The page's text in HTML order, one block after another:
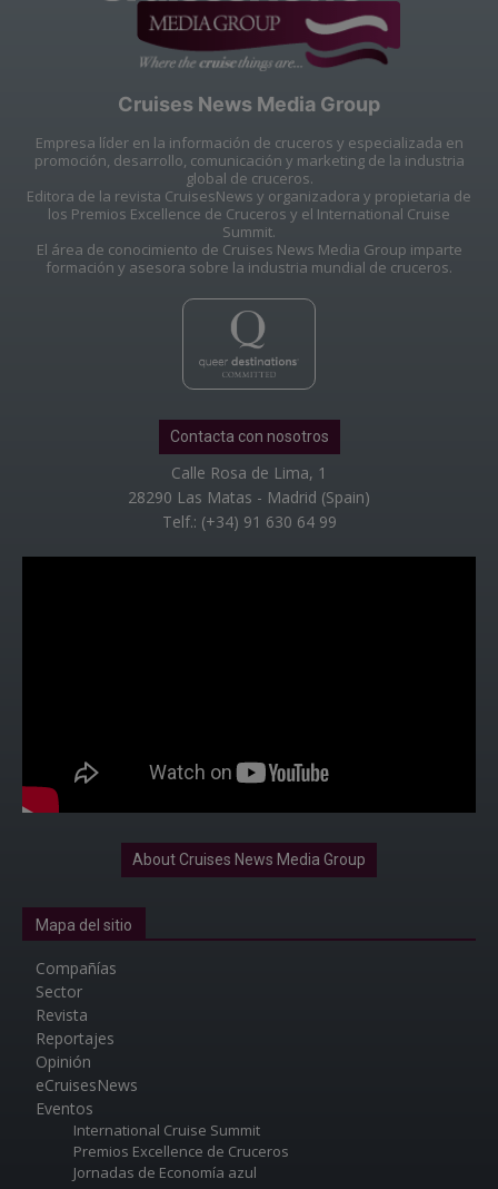
Cruises News Media Group
Empresa líder en la información de cruceros y especializada en
promoción, desarrollo, comunicación y marketing de la industria
global de cruceros.
Editora de la revista CruisesNews y organizadora y propietaria de
los Premios Excellence de Cruceros y el International Cruise
Summit.
El área de conocimiento de Cruises News Media Group imparte
formación y asesora sobre la industria mundial de cruceros.
Contacta con nosotros
Calle Rosa de Lima, 1
28290 Las Matas - Madrid (Spain)
Telf.: (+34) 91 630 64 99
About Cruises News Media Group
Mapa del sitio
Compañías
Sector
Revista
Reportajes
Opinión
eCruisesNews
Eventos
International Cruise Summit
Premios Excellence de Cruceros
Jornadas de Economía azul